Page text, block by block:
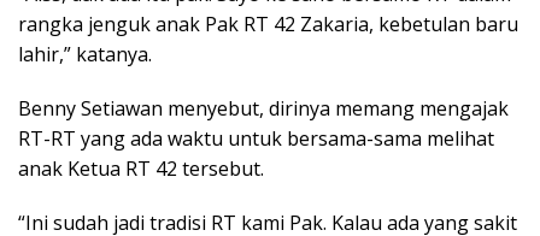
rangka jenguk anak Pak RT 42 Zakaria, kebetulan baru
lahir,” katanya.
Benny Setiawan menyebut, dirinya memang mengajak
RT-RT yang ada waktu untuk bersama-sama melihat
anak Ketua RT 42 tersebut.
“Ini sudah jadi tradisi RT kami Pak. Kalau ada yang sakit